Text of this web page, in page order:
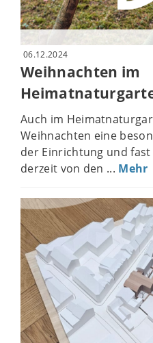
06.12.2024
Weihnachten im
Auch im
Weihnachten eine
der Einrichtung und fast
derzeit von den ... Mehr